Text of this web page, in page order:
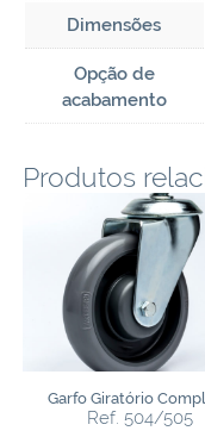
Dimensões
Opção de
acabamento
Produtos
Garfo Giratório
Ref. 504/505